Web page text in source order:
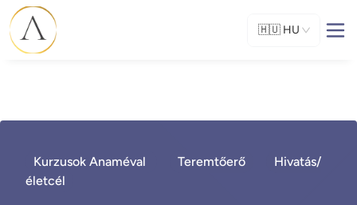
🇭🇺 HU
Kurzusok Anaméval Teremtőerő
Hivatás/
életcél